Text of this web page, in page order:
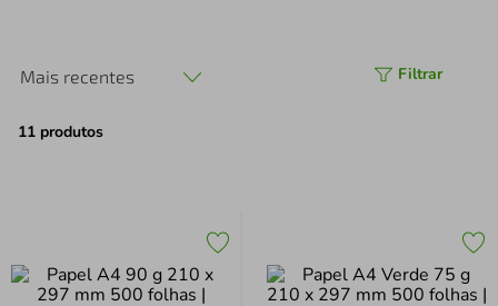
Mais recentes Filtrar
11 produtos
perfume
4º air fryer